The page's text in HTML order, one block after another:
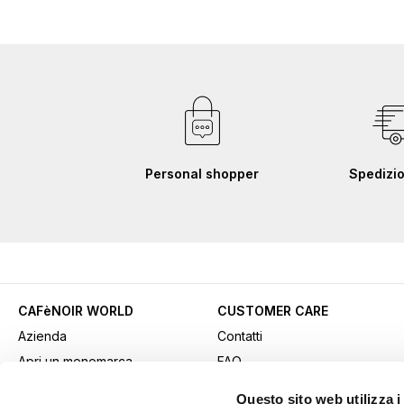
Questo sito web utilizza i
Personal shopper
CAFèNOIR WORLD
Azienda
Apri un monomarca
CUSTOMER CARE
Contatti
FAQ